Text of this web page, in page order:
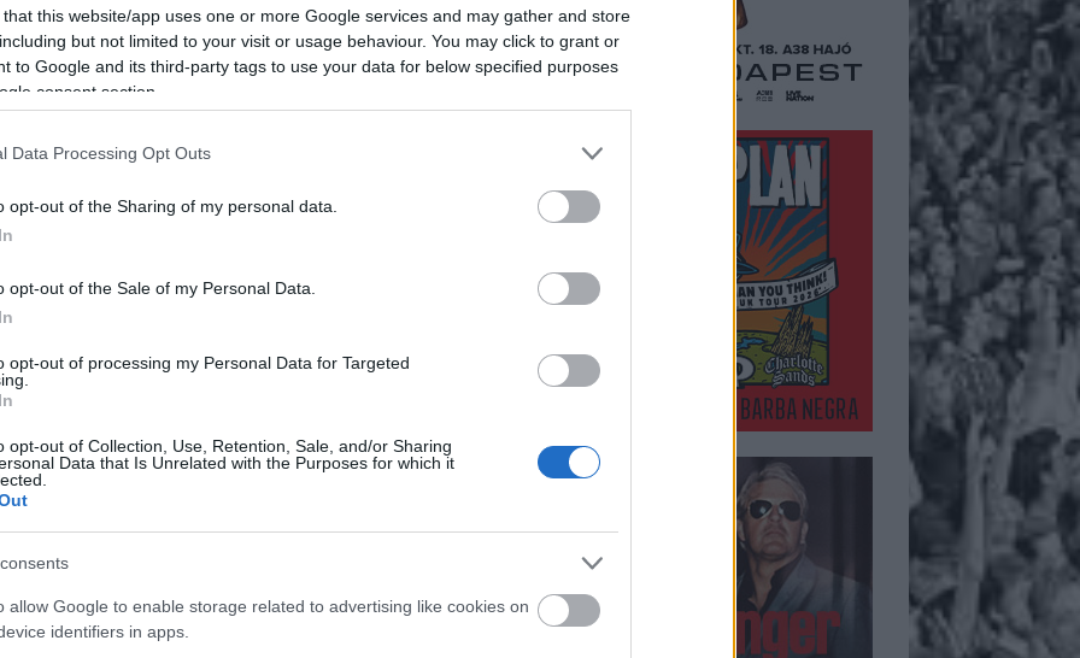
that this website/app uses one or more Google services and may gather and store
but not limited to your visit or usage behaviour. You may click to grant or
to Google and its third-party tags to use your data for below specified purposes
consent section.
Data Processing Opt Outs
opt-out of the Sharing of my personal data.
opt-out of the Sale of my Personal Data.
opt-out of processing my Personal Data for Targeted
opt-out of Collection, Use, Retention, Sale, and/or Sharing
Data that Is Unrelated with the Purposes for which it
allow Google to enable storage related to advertising like cookies on
identifiers in apps.
Deafheaven
a rajongói sereg. Az ízelítő talán egy kicsit
percnyi témát halmoz fel aCanary Yellowcímű friss
átlagos hossz.